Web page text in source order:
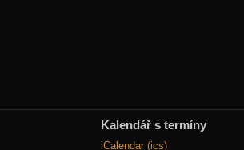
Kalendář s termíny
iCalendar (ics)